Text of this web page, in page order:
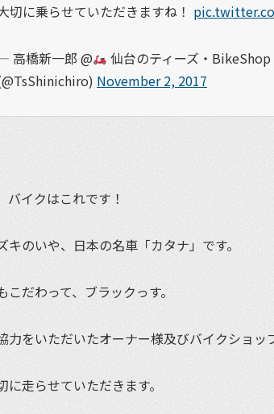
切に乗らせていただきますね！
高橋新一郎 @
仙台のティーズ・
November 2, 2017
バイクはこれです！
キのいや、日本の名車「カタナ」です。
こだわって、ブラックっす。
力をいただいたオーナー様及びバイクショッ
に走らせていただきます。